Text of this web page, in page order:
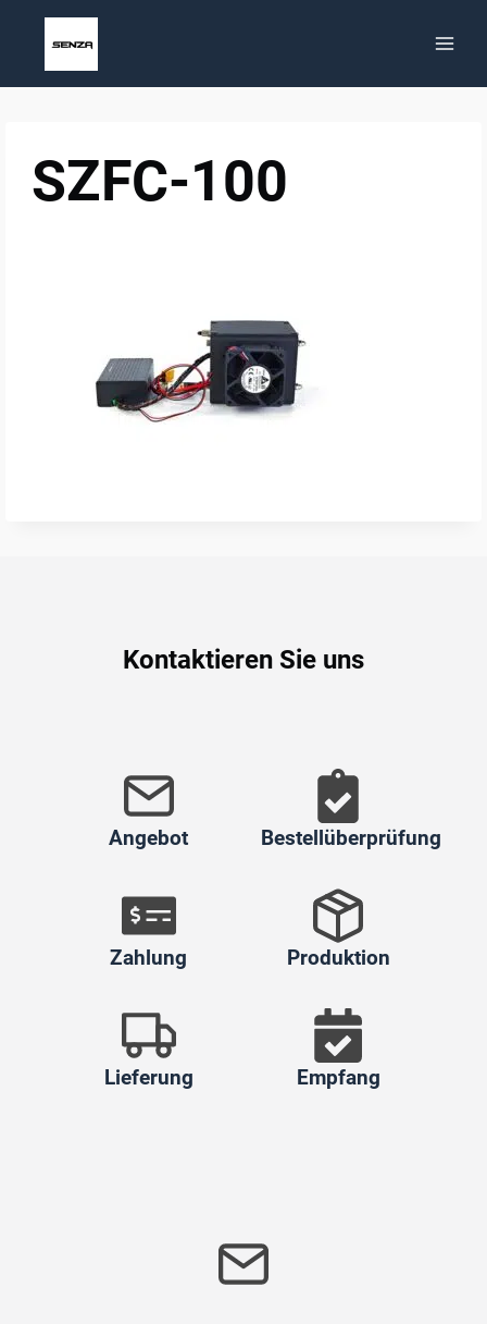
SZFC-100
Kontaktieren Sie uns
Angebot Bestellüberprüfung
Zahlung Produktion
Lieferung Empfang